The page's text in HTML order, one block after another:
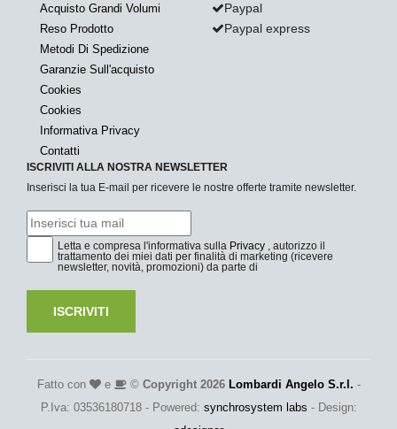
Acquisto Grandi Volumi
Reso Prodotto
Metodi Di Spedizione
Garanzie Sull'acquisto
Cookies
Cookies
Informativa Privacy
Contatti
Paypal
Paypal express
ISCRIVITI ALLA NOSTRA NEWSLETTER
Inserisci la tua E-mail per ricevere le nostre offerte tramite newsletter.
Letta e compresa l'informativa sulla Privacy , autorizzo il
trattamento dei miei dati per finalità di marketing (ricevere
newsletter, novità, promozioni) da parte di
ISCRIVITI
Fatto con e © Copyright 2026 Lombardi Angelo S.r.l. -
P.Iva: 03536180718 - Powered: synchrosystem labs - Design: